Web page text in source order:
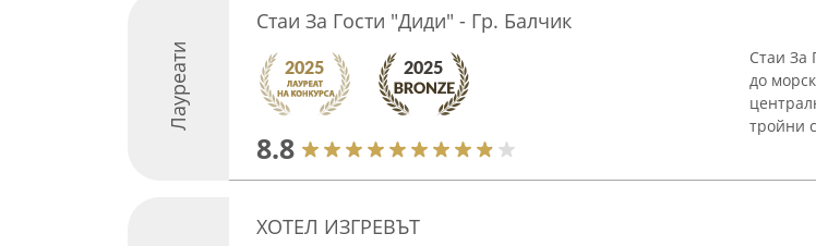
Лауреати
Стаи За Гости "Диди" - Гр. Балчик
8.8
Стаи За
до
тройни
ХОТЕЛ ИЗГРЕВЪТ